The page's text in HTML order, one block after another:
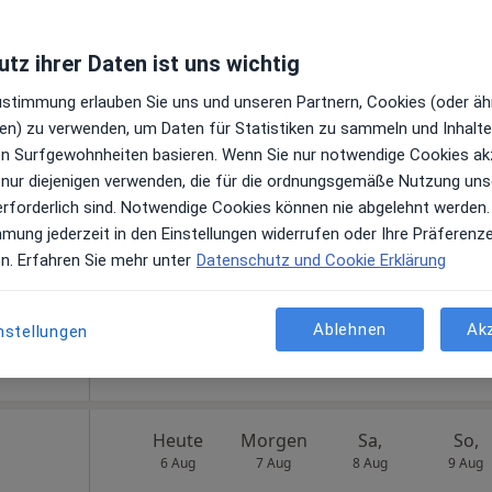
Maps
Heute
6 Aug
Morgen
7 Aug
Sa,
8 Aug
So,
9 Aug
Online-Terminbuchung nicht verfügbar
Telefonnummer anzeigen
Heute
6 Aug
Morgen
7 Aug
Sa,
8 Aug
So,
9 Aug
ihrer Daten ist uns wichtig
erlauben Sie uns und unseren Partnern, Cookies (oder
zu verwenden, um Daten für Statistiken zu sammeln und
Surfgewohnheiten basieren. Wenn Sie nur notwendige Cookies
diejenigen verwenden, die für die ordnungsgemäße Nutzung
sind. Notwendige Cookies können nie abgelehnt werden.
jederzeit in den Einstellungen widerrufen oder Ihre
Erfahren Sie mehr unter Datenschutz und Cookie Erklärung
Ablehnen